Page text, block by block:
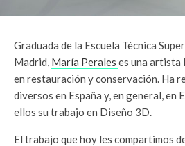
Graduada de la Escuela Técnica
Madrid, María Perales es una artista
en restauración y conservación. Ha
diversos en España y, en general, en
ellos su trabajo en Diseño 3D.
El trabajo que hoy les compartimos